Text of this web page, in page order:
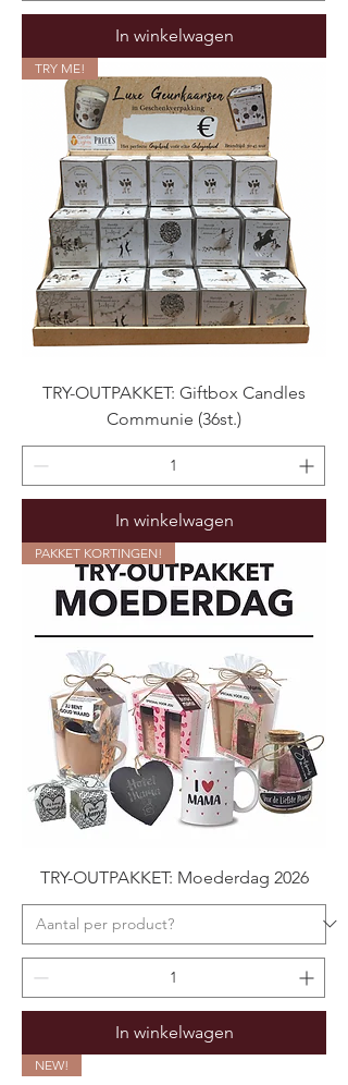
In winkelwagen
TRY ME!
TRY-OUTPAKKET: Giftbox Candles
Communie (36st.)
In winkelwagen
PAKKET KORTINGEN!
TRY-OUTPAKKET: Moederdag 2026
In winkelwagen
NEW!